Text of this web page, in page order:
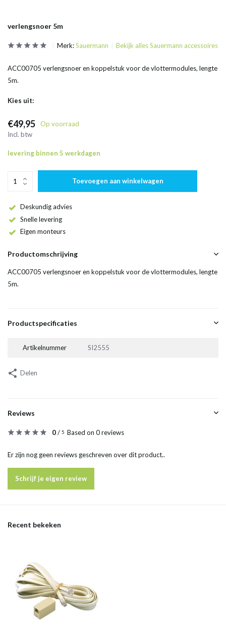
verlengsnoer 5m
Merk:Sauermann Bekijk alles Sauermann accessoires
ACC00705 verlengsnoer en koppelstuk voor de vlottermodules, lengte
5m.
Kies uit:
€49,95
Op voorraad
Incl. btw
levering binnen 5 werkdagen
Toevoegen aan winkelwagen
Deskundig advies
Snelle levering
Eigen monteurs
Productomschrijving
ACC00705 verlengsnoer en koppelstuk voor de vlottermodules, lengte
5m.
Productspecificaties
Artikelnummer SI2555
Delen
Reviews
0/ 5 Based on 0 reviews
Er zijn nog geen reviews geschreven over dit product..
Schrijf je eigen review
Recent bekeken